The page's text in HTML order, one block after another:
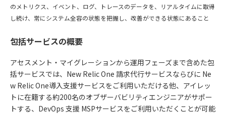
のメトリクス、イベント、ログ、トレースのデータを、リアルタイムに取得
し続け、常にシステム全容の状態を把握し、改善ができる状態にあること
包括サービスの概要
アセスメント・マイグレーションから運用フェーズまで含めた包
括サービスでは、New Relic One 請求代行サービスならびに Ne
w Relic One導入支援サービスをご利用いただける他、アイレッ
トに在籍する約200名のオブザーバビリティエンジニアがサポー
トする、DevOps 支援 MSPサービスをご利用いただくことが可能